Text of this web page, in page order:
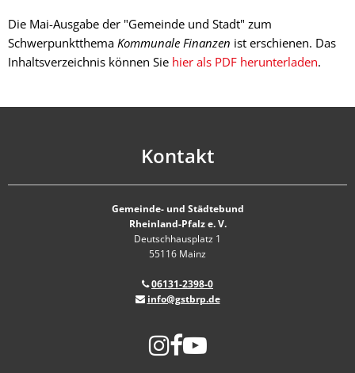
Die Mai-Ausgabe der "Gemeinde und Stadt" zum
Schwerpunktthema Kommunale Finanzen ist erschienen. Das
Inhaltsverzeichnis können Sie hier als PDF herunterladen.
Kontakt
Gemeinde- und Städtebund
Rheinland-Pfalz e. V.
Deutschhausplatz 1
55116 Mainz
06131-2398-0
info@gstbrp.de